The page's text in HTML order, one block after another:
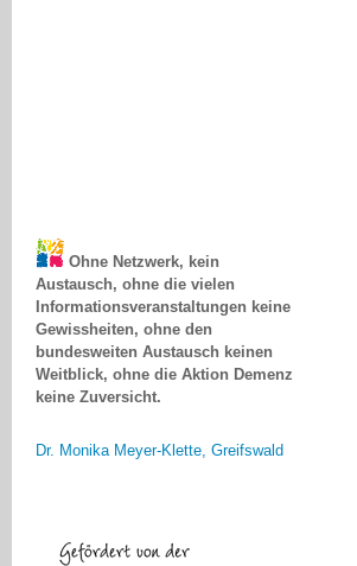
Austausch, ohne die vielen
Informationsveranstaltungen keine
Gewissheiten, ohne den
bundesweiten Austausch keinen
Weitblick, ohne die Aktion Demenz
keine Zuversicht.